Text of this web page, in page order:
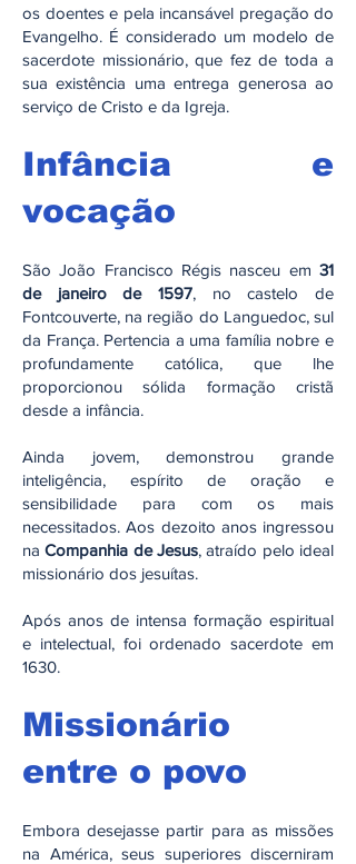
os doentes e pela incansável pregação do
Evangelho. É considerado um modelo de
sacerdote missionário, que fez de toda a
sua existência uma entrega generosa ao
serviço de Cristo e da Igreja.
Infância e
vocação
São João Francisco Régis nasceu em 31
de janeiro de 1597, no castelo de
Fontcouverte, na região do Languedoc, sul
da França. Pertencia a uma família nobre e
profundamente católica, que lhe
proporcionou sólida formação cristã
desde a infância.
Ainda jovem, demonstrou grande
inteligência, espírito de oração e
sensibilidade para com os mais
necessitados. Aos dezoito anos ingressou
naCompanhia de Jesus, atraído pelo ideal
missionário dos jesuítas.
Após anos de intensa formação espiritual
e intelectual, foi ordenado sacerdote em
1630.
Missionário
entre o povo
Embora desejasse partir para as missões
na América, seus superiores discerniram